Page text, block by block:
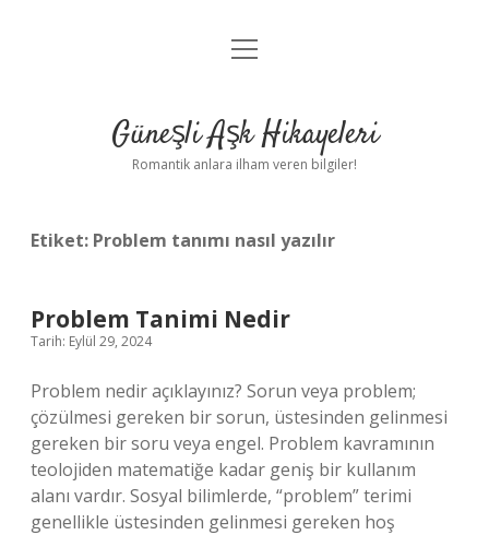
Anasayfa
Yasal Uyarı
menüyü
Güneşli Aşk Hikayeleri
Romantik anlara ilham veren bilgiler!
Etiket: Problem tanımı nasıl yazılır
Problem Tanimi Nedir
Tarih: Eylül 29, 2024
Problem nedir açıklayınız? Sorun veya problem;
çözülmesi gereken bir sorun, üstesinden gelinmesi
gereken bir soru veya engel. Problem kavramının
teolojiden matematiğe kadar geniş bir kullanım
alanı vardır. Sosyal bilimlerde, “problem” terimi
genellikle üstesinden gelinmesi gereken hoş